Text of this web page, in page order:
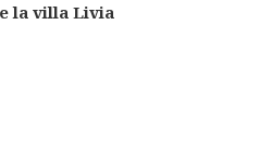
la villa Livia